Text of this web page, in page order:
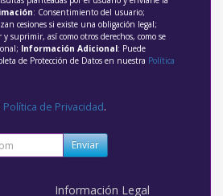
: Consentimiento del usuario;
cesiones si existe una obligación legal;
y suprimir, así como otros derechos, como se
Información Adicional: Puede
de Protección de Datos en nuestra Política
Política de Privacidad.
Enviar
Información Legal